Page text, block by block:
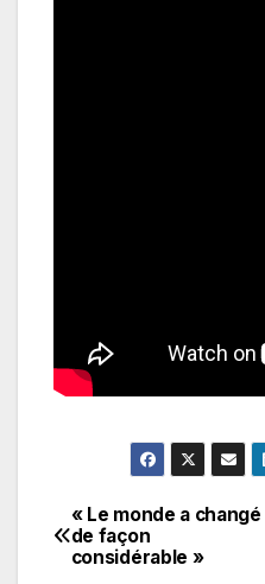
Navigation
« Le monde a changé
de façon
considérable »